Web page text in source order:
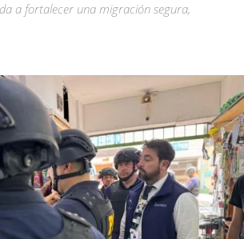
a fortalecer una migración segura,